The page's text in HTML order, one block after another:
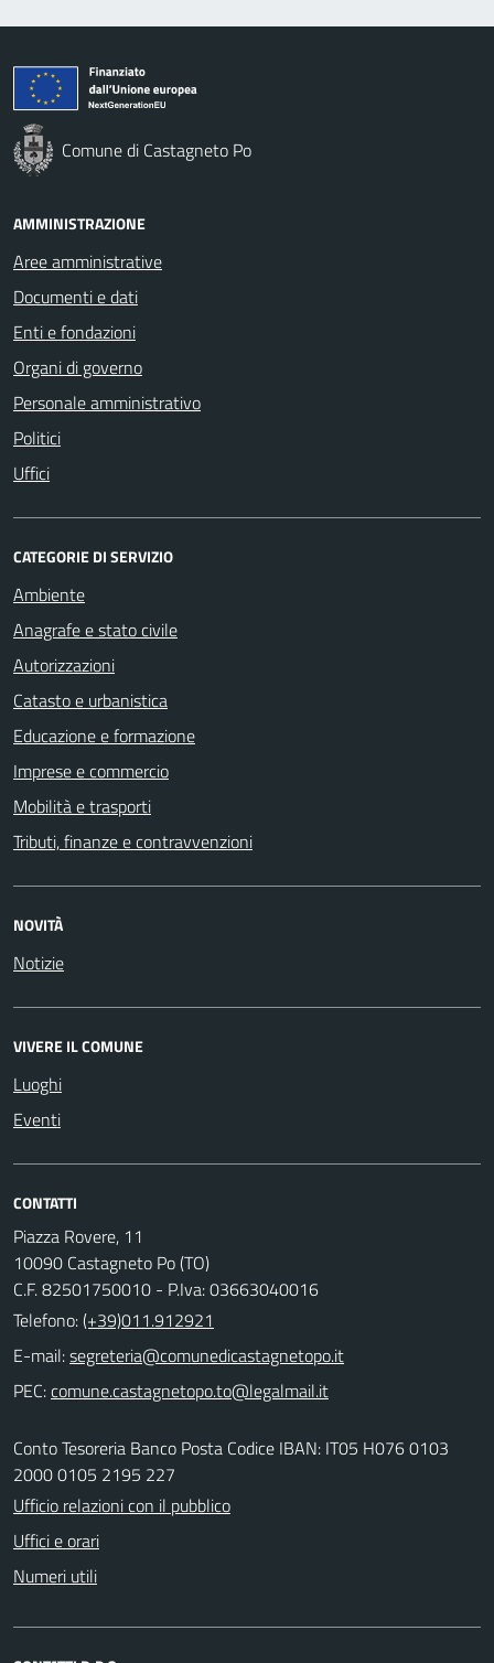
Comune di Castagneto Po
AMMINISTRAZIONE
Aree amministrative
Documenti e dati
Enti e fondazioni
Organi di governo
Personale amministrativo
Politici
Uffici
CATEGORIE DI SERVIZIO
Ambiente
Anagrafe e stato civile
Autorizzazioni
Catasto e urbanistica
Educazione e formazione
Imprese e commercio
Mobilità e trasporti
Tributi, finanze e contravvenzioni
NOVITÀ
Notizie
VIVERE IL COMUNE
Luoghi
Eventi
CONTATTI
Piazza Rovere, 11
10090 Castagneto Po (TO)
C.F. 82501750010 - P.Iva: 03663040016
Telefono:(+39)011.912921
E-mail:
PEC:
Conto Tesoreria Banco Posta Codice IBAN: IT05 H076 0103
2000 0105 2195 227
Ufficio relazioni con il pubblico
Uffici e orari
Numeri utili